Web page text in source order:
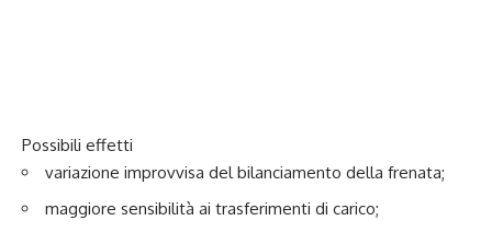
Possibili effetti
variazione improvvisa del bilanciamento della frenata;
maggiore sensibilità ai trasferimenti di carico;